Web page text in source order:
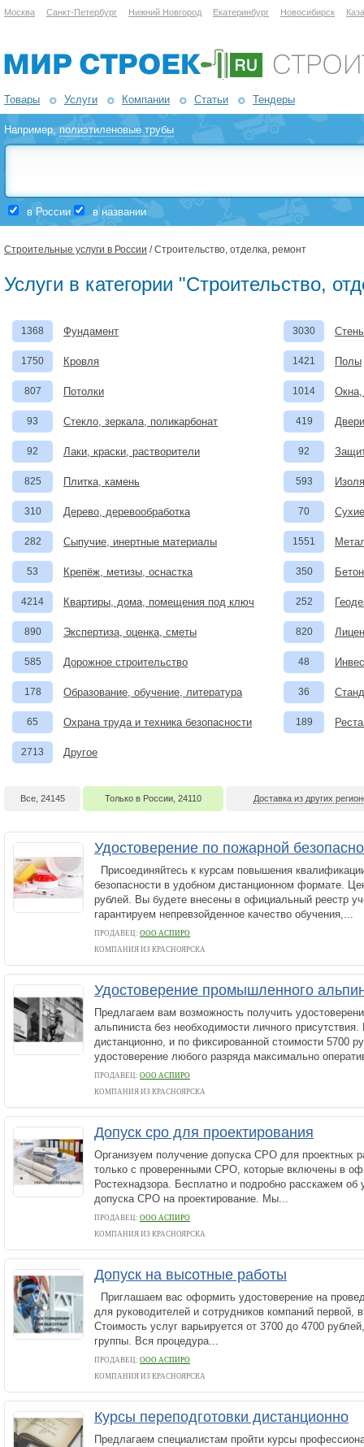
Москва Санкт-Петербург Нижний Новгород Екатеринбург Новосибирск
Товары Услуги Компании Статьи Тендеры
Например,полиэтиленовые трубы
в России в названии
Строительные услуги в России / Строительство, отделка, ремонт
Услуги в категории "Строительство,
1368 Фундамент 3030
1750 Кровля 1421 Полы
807 Потолки 1014
93 Стекло, зеркала, поликарбонат 419
92 Лаки, краски, растворители 92
825 Плитка, камень 593
310 Дерево, деревообработка 70
282 Сыпучие, инертные материалы 1551
53 Крепёж, метизы, оснастка 350
4214 Квартиры, дома, помещения под ключ 252
890 Экспертиза, оценка, сметы 820
585 Дорожное строительство 48
178 Образование, обучение, литература 36
65 Охрана труда и техника безопасности 189
2713 Другое
Все, 24145 Только в России, 24110 Доставка из других
Удостоверение по пожарной
Присоединяйтесь к курсам повышения
безопасности в удобном дистанционном формате.
рублей. Вы будете внесены в официальный реестр
гарантируем непревзойденное качество обучения,...
ПРОДАВЕЦ: ООО АСПИРО
КОМПАНИЯ ИЗ КРАСНОЯРСКА
Удостоверение промышленного
Предлагаем вам возможность получить
альпиниста без необходимости личного присутствия.
дистанционно, и по фиксированной стоимости 5700
удостоверение любого разряда максимально
ПРОДАВЕЦ: ООО АСПИРО
КОМПАНИЯ ИЗ КРАСНОЯРСКА
Допуск сро для проектирования
Организуем получение допуска СРО для проектных
только с проверенными СРО, которые включены в
Ростехнадзора. Бесплатно и подробно расскажем об
допуска СРО на проектирование. Мы...
ПРОДАВЕЦ: ООО АСПИРО
КОМПАНИЯ ИЗ КРАСНОЯРСКА
Допуск на высотные работы
Приглашаем вас оформить удостоверение на
для руководителей и сотрудников компаний первой,
Стоимость услуг варьируется от 3700 до 4700
группы. Вся процедура...
ПРОДАВЕЦ: ООО АСПИРО
КОМПАНИЯ ИЗ КРАСНОЯРСКА
Курсы переподготовки дистанционно
Предлагаем специалистам пройти курсы